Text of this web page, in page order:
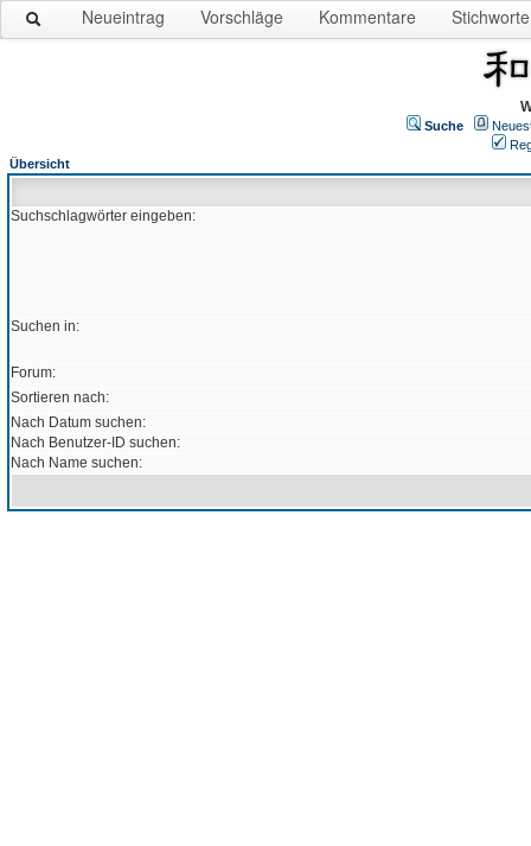
Neueintrag Vorschläge Kommentare Stichworte
Suche
Übersicht
Suchschlagwörter eingeben:
Suchen in:
Forum:
Sortieren nach:
Nach Datum suchen:
Nach Benutzer-ID suchen:
Nach Name suchen: